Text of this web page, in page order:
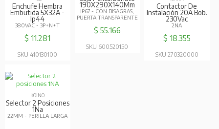
Enchufe Hembra
Embutida 5X32A -
Ip44
380VAC - 3P+N+T
$ 11.281
SKU 410130100
190X290X140Mm
IP67 - CON BISAGRAS,
PUERTA TRANSPARENTE
$ 55.166
SKU 600520150
Contactor De
Instalación 20A Bob.
230Vac
2NA
$ 18.355
SKU 270320000
KOINO
Selector 2 Posiciones
1Na
22MM - PERILLA LARGA